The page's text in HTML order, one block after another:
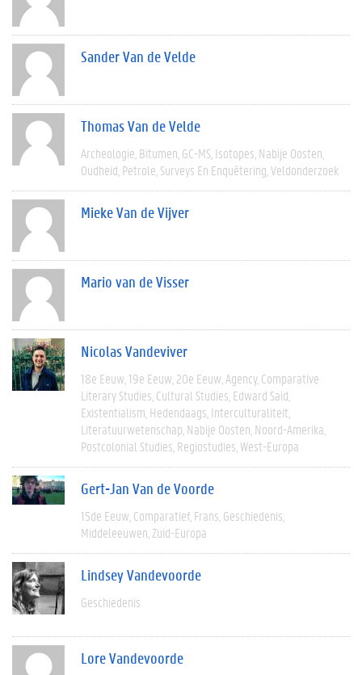
Sander Van de Velde
Thomas Van de Velde
Archeologie Bitumen GC-MS Isotopes Nabije Oosten
Oudheid Petrole Surveys En Enquêtering Veldonderzoek
Mieke Van de Vijver
Mario van de Visser
Nicolas Vandeviver
18e Eeuw 19e Eeuw 20e Eeuw Agency Comparative
Literary Studies Cultural Studies Edward Said
Existentialism Hedendaags Interculturaliteit
Literatuurwetenschap Nabije Oosten Noord-Amerika
Postcolonial Studies Regiostudies West-Europa
Gert-Jan Van de Voorde
15de Eeuw Comparatief Frans Geschiedenis
Middeleeuwen Zuid-Europa
Lindsey Vandevoorde
Geschiedenis
Lore Vandevoorde